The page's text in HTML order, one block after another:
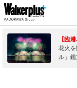
【臨
花火
ル」